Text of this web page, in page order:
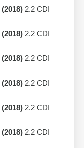
(2018) 2.2 CDI
(2018) 2.2 CDI
(2018) 2.2 CDI
(2018) 2.2 CDI
(2018) 2.2 CDI
(2018) 2.2 CDI